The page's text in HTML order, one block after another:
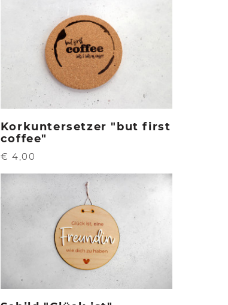
Korkuntersetzer "but first
coffee"
€ 4,00